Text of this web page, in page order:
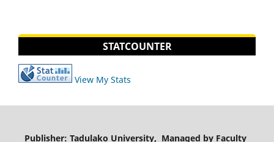
STATCOUNTER
View My Stats
Publisher: Tadulako University, Managed by Faculty